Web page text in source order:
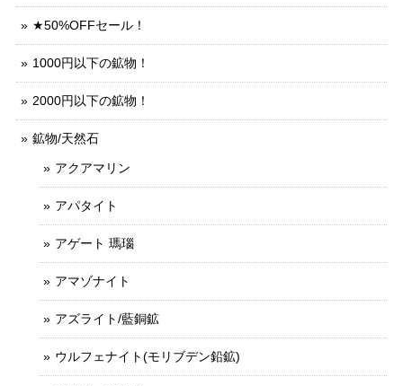
★50%OFFセール！
1000円以下の鉱物！
2000円以下の鉱物！
鉱物/天然石
アクアマリン
アパタイト
アゲート 瑪瑙
アマゾナイト
アズライト/藍銅鉱
ウルフェナイト(モリブデン鉛鉱)